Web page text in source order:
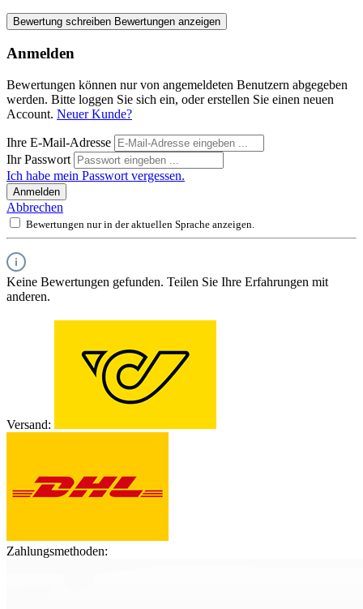
Bewertung schreiben Bewertungen anzeigen
Anmelden
Bewertungen können nur von angemeldeten Benutzern abgegeben
werden. Bitte loggen Sie sich ein, oder erstellen Sie einen neuen
Account. Neuer Kunde?
Ihre E-Mail-Adresse
Ihr Passwort
Ich habe mein Passwort vergessen.
Anmelden
Abbrechen
Bewertungen nur in der aktuellen Sprache anzeigen.
Keine Bewertungen gefunden. Teilen Sie Ihre Erfahrungen mit
anderen.
Versand:
Zahlungsmethoden: